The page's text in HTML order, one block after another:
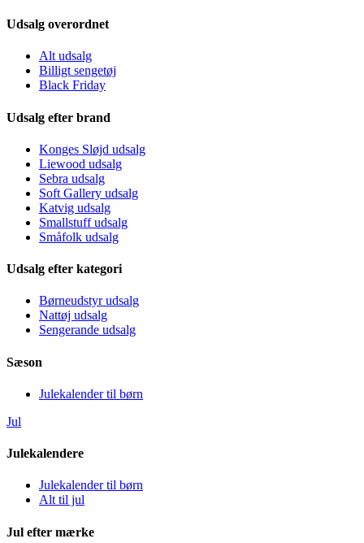
Udsalg overordnet
Alt udsalg
Billigt sengetøj
Black Friday
Udsalg efter brand
Konges Sløjd udsalg
Liewood udsalg
Sebra udsalg
Soft Gallery udsalg
Katvig udsalg
Smallstuff udsalg
Småfolk udsalg
Udsalg efter kategori
Børneudstyr udsalg
Nattøj udsalg
Sengerande udsalg
Sæson
Julekalender til børn
Jul
Julekalendere
Julekalender til børn
Alt til jul
Jul efter mærke